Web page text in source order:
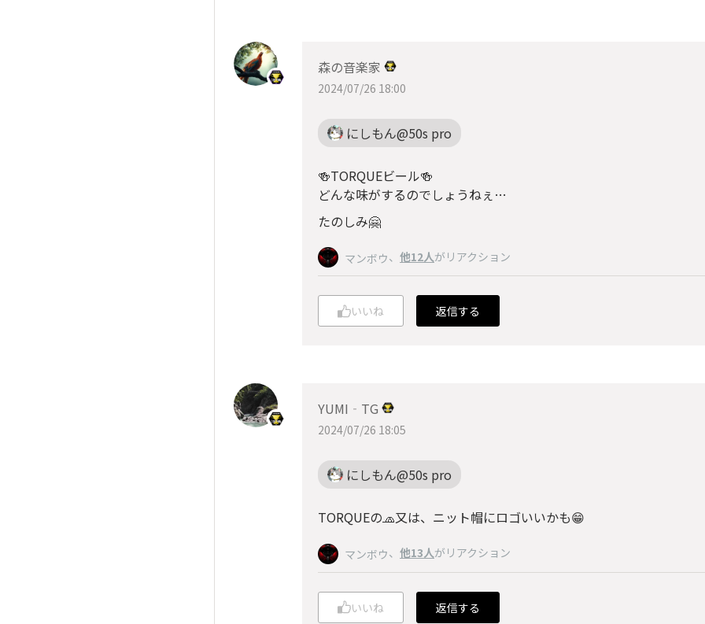
森の音楽家
2024/07/26 18:00
にしもん@50s pro
🍻TORQUEビール🍻
どんな味がするのでしょうねぇ…
たのしみ🤗
マンボウ、 他12人がリアクション
いいね 返信する
YUMI‐TG
2024/07/26 18:05
にしもん@50s pro
TORQUEの🧢又は、ニット帽にロゴいいかも😁
マンボウ、 他13人がリアクション
いいね 返信する